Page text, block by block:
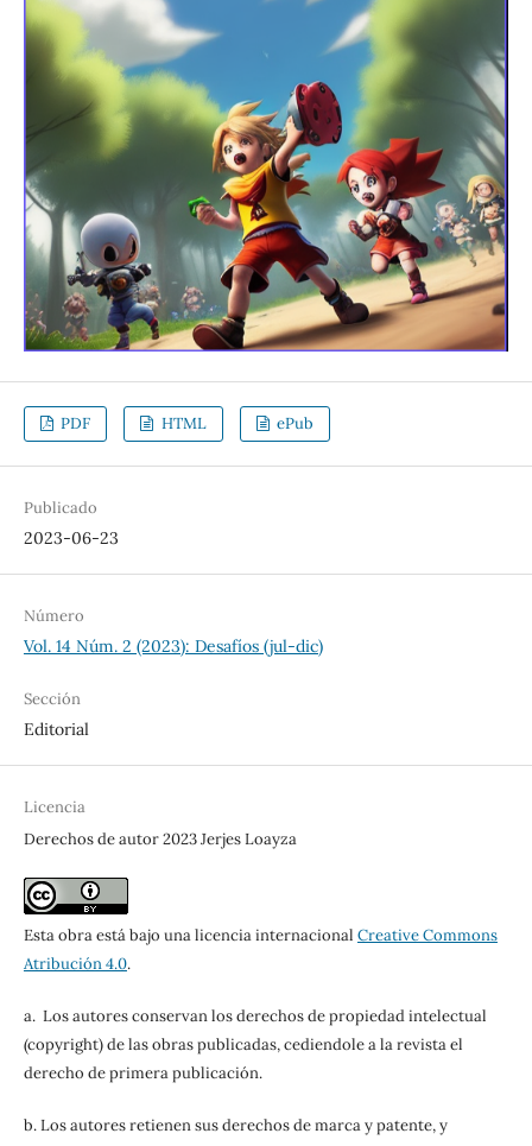
PDF HTML ePub
Publicado
2023-06-23
Número
Vol. 14 Núm. 2 (2023): Desafíos (jul-dic)
Sección
Editorial
Licencia
Derechos de autor 2023 Jerjes Loayza
Esta obra está bajo una licencia internacional Creative Commons
Atribución 4.0.
a. Los autores conservan los derechos de propiedad intelectual
(copyright) de las obras publicadas, cediendole a la revista el
derecho de primera publicación.
b. Los autores retienen sus derechos de marca y patente, y